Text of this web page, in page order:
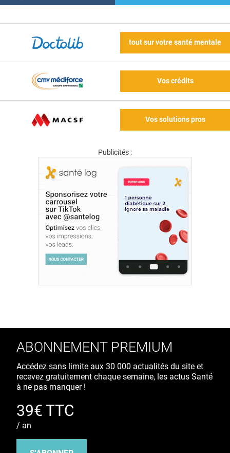
tout sur votre santé mentale
Vos crédits
Vos solutions pros
Publicités :
ABONNEMENT PREMIUM
Accédez sans limite aux 30 000 actualités du site et
recevez gratuitement chaque semaine, les actus Santé
à ne pas manquer !
39€ TTC
/ an